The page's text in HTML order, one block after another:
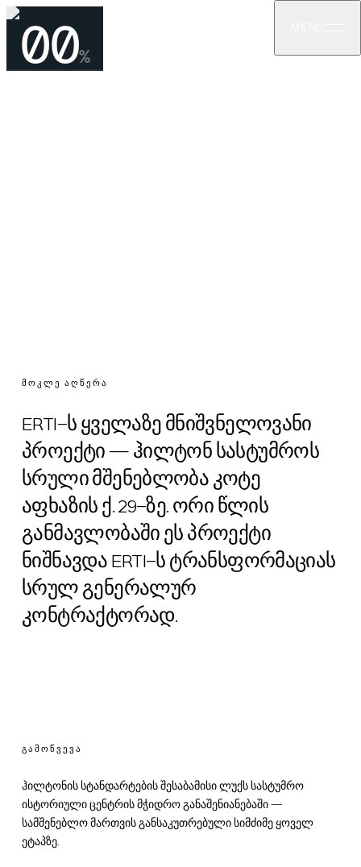
00%
ᲛᲝᲙᲚᲔ ᲐᲦᲬᲔᲠᲐ
ERTI-ს ყველაზე მნიშვნელოვანი
პროექტი — ჰილტონ სასტუმროს
სრული მშენებლობა კოტე
აფხაზის ქ. 29-ზე. ორი წლის
განმავლობაში ეს პროექტი
ნიშნავდა ERTI-ს ტრანსფორმაციას
სრულ გენერალურ
კონტრაქტორად.
ᲒᲐᲛᲝᲬᲕᲔᲕᲐ
ჰილტონის სტანდარტების შესაბამისი ლუქს სასტუმრო
ისტორიული ცენტრის მჭიდრო განაშენიანებაში —
სამშენებლო მართვის განსაკუთრებული სიმძიმე ყოველ
ეტაპზე.